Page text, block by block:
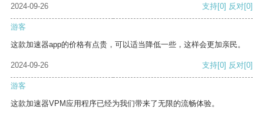
2024-09-26
支持[0] 反对[0]
游客
这款加速器app的价格有点贵，可以适当降低一些，这样会更加亲民。
2024-09-26 支持[0] 反对[0]
游客
这款加速器VPM应用程序已经为我们带来了无限的流畅体验。